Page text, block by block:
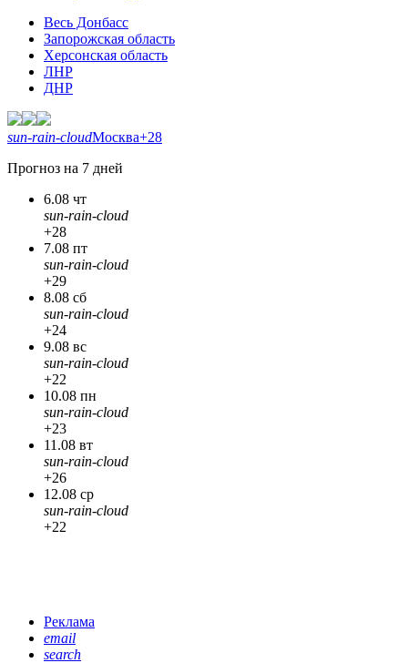
Весь Донбасс
Запорожская область
Херсонская область
ЛНР
ДНР
sun-rain-cloudМосква+28
Прогноз на 7 дней
6.08 чт
sun-rain-cloud
+28
7.08 пт
sun-rain-cloud
+29
8.08 сб
sun-rain-cloud
+24
9.08 вс
sun-rain-cloud
+22
10.08 пн
sun-rain-cloud
+23
11.08 вт
sun-rain-cloud
+26
12.08 ср
sun-rain-cloud
+22
Реклама
email
search